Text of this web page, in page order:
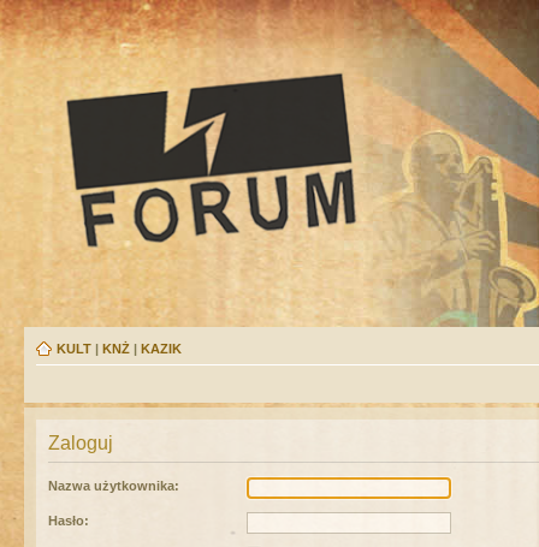
KULT | KNŻ | KAZIK
Zaloguj
Nazwa użytkownika:
Hasło: